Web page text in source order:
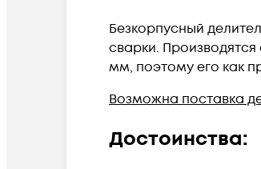
Безкорпусный
сварки.
мм, поэтому его как
Возможна поставка
Достоинства: